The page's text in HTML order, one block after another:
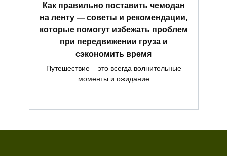
Как правильно поставить чемодан
на ленту — советы и рекомендации,
которые помогут избежать проблем
при передвижении груза и
сэкономить время
Путешествие – это всегда волнительные
моменты и ожидание